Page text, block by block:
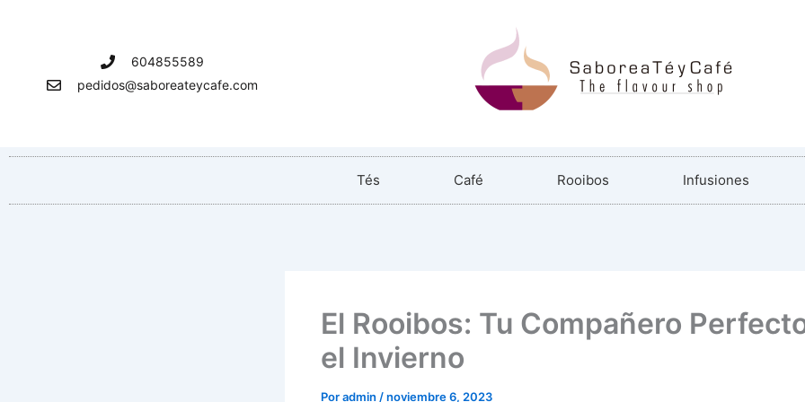
604855589
pedidos@saboreateycafe.com
Tés Café Rooibos Infusiones
El Rooibos: Tu Compañero
el Invierno
Poradmin /noviembre 6, 2023